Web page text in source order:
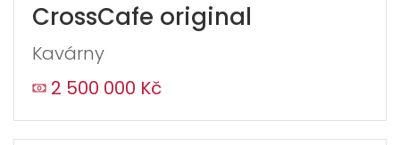
CrossCafe original
Kavárny
2 500 000 Kč